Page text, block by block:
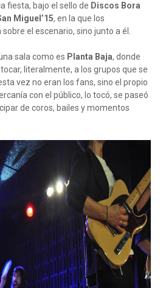
fiesta, bajo el sello de Discos Bora
Miguel’15, en la que los
el escenario, sino junto a él.
sala como es Planta Baja, donde
literalmente, a los grupos que se
vez no eran los fans, sino el propio
con el público, lo tocó, se paseó
de coros, bailes y momentos